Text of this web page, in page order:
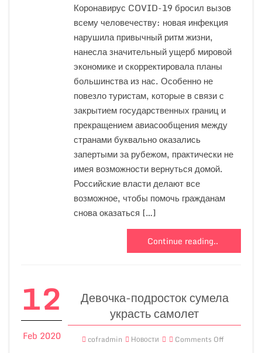
Коронавирус COVID-19 бросил вызов
всему человечеству: новая инфекция
нарушила привычный ритм жизни,
нанесла значительный ущерб мировой
экономике и скорректировала планы
большинства из нас. Особенно не
повезло туристам, которые в связи с
закрытием государственных границ и
прекращением авиасообщения между
странами буквально оказались
запертыми за рубежом, практически не
имея возможности вернуться домой.
Российские власти делают все
возможное, чтобы помочь гражданам
снова оказаться […]
Continue reading..
12
Feb 2020
Девочка-подросток сумела
украсть самолет
cofradmin Новости Comments Off